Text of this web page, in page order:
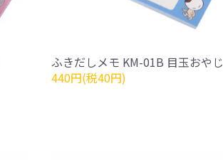
ふきだしメモ KM-01B 目玉おやじ
440円(税40円)